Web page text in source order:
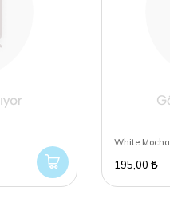
White Mocha
195,00